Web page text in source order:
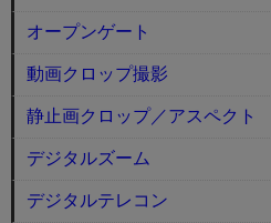
オープンゲート
動画クロップ撮影
静止画クロップ／アスペクト
デジタルズーム
デジタルテレコン